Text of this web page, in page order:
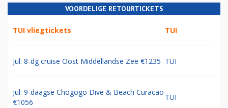
VOORDELIGE RETOURTICKETS
TUI vliegtickets TUI
Jul: 8-dg cruise Oost Middellandse Zee €1235 TUI
Jul: 9-daagse Chogogo Dive & Beach Curacao
€1056
TUI